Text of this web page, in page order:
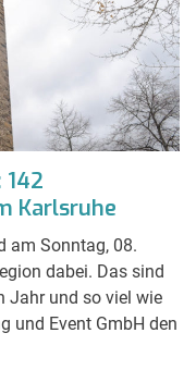
Karlsruhe
am Sonntag, 08.
dabei. Das sind
Jahr und so viel wie
und Event GmbH den